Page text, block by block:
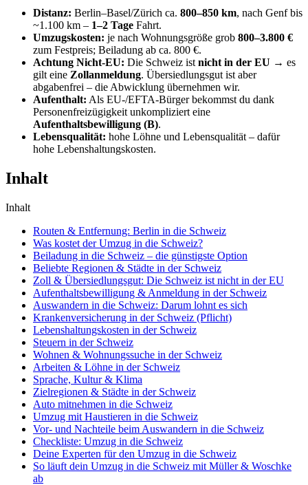
Distanz: Berlin–Basel/Zürich ca. 800–850 km, nach Genf bis
~1.100 km – 1–2 Tage Fahrt.
Umzugskosten: je nach Wohnungsgröße grob 800–3.800 €
zum Festpreis; Beiladung ab ca. 800 €.
Achtung Nicht-EU: Die Schweiz ist nicht in der EU → es
gilt eine Zollanmeldung. Übersiedlungsgut ist aber
abgabenfrei – die Abwicklung übernehmen wir.
Aufenthalt: Als EU-/EFTA-Bürger bekommst du dank
Personenfreizügigkeit unkompliziert eine
Aufenthaltsbewilligung (B).
Lebensqualität: hohe Löhne und Lebensqualität – dafür
hohe Lebenshaltungskosten.
Inhalt
Inhalt
Routen & Entfernung: Berlin in die Schweiz
Was kostet der Umzug in die Schweiz?
Beiladung in die Schweiz – die günstigste Option
Beliebte Regionen & Städte in der Schweiz
Zoll & Übersiedlungsgut: Die Schweiz ist nicht in der EU
Aufenthaltsbewilligung & Anmeldung in der Schweiz
Auswandern in die Schweiz: Darum lohnt es sich
Krankenversicherung in der Schweiz (Pflicht)
Lebenshaltungskosten in der Schweiz
Steuern in der Schweiz
Wohnen & Wohnungssuche in der Schweiz
Arbeiten & Löhne in der Schweiz
Sprache, Kultur & Klima
Zielregionen & Städte in der Schweiz
Auto mitnehmen in die Schweiz
Umzug mit Haustieren in die Schweiz
Vor- und Nachteile beim Auswandern in die Schweiz
Checkliste: Umzug in die Schweiz
Deine Experten für den Umzug in die Schweiz
So läuft dein Umzug in die Schweiz mit Müller & Woschke
ab